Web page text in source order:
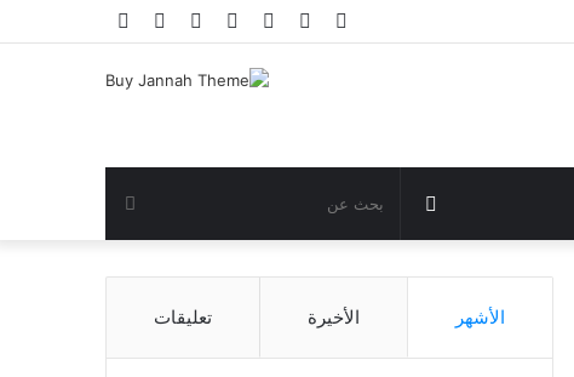
مقال تسجيل
انستقرام يوتيوب تويترفيسبوك
عن عشوائي
الأشهر الأخيرة تعليقات